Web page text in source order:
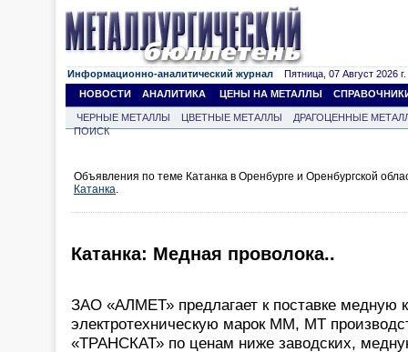
Информационно-аналитический журнал Пятница, 07 Август 2026 г.
НОВОСТИ
АНАЛИТИКА ЦЕНЫ НА МЕТАЛЛЫ
ЧЕРНЫЕ МЕТАЛЛЫ ЦВЕТНЫЕ МЕТАЛЛЫ
ДРАГОЦЕННЫЕ
ПОИСК
Объявления по теме Катанка в Оренбурге и Оренбургской
Катанка.
Катанка: Медная проволока..
ЗАО «АЛМЕТ» предлагает к поставке медную
электротехническую марок ММ, МТ
«ТРАНСКАТ» по ценам ниже заводских,